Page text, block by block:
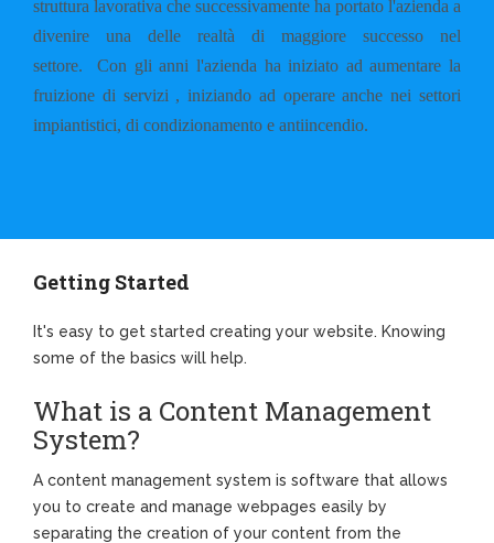
struttura lavorativa che successivamente ha portato l'azienda a
divenire una delle realtà di maggiore successo nel
settore.Con gli anni l'azienda ha iniziato ad aumentare la
fruizione di servizi , iniziando ad operare anche nei settori
impiantistici, di condizionamento e antiincendio.
Getting Started
It's easy to get started creating your website. Knowing
some of the basics will help.
What is a Content Management
System?
A content management system is software that allows
you to create and manage webpages easily by
separating the creation of your content from the